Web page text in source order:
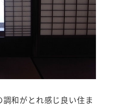
和がとれ感じ良い住ま